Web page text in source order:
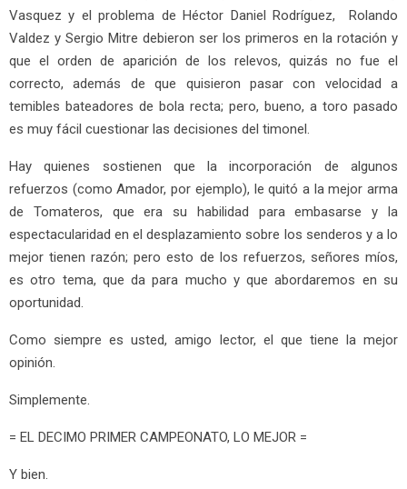
Vasquez y el problema de Héctor Daniel Rodríguez, Rolando
Valdez y Sergio Mitre debieron ser los primeros en la rotación y
que el orden de aparición de los relevos, quizás no fue el
correcto, además de que quisieron pasar con velocidad a
temibles bateadores de bola recta; pero, bueno, a toro pasado
es muy fácil cuestionar las decisiones del timonel.
Hay quienes sostienen que la incorporación de algunos
refuerzos (como Amador, por ejemplo), le quitó a la mejor arma
de Tomateros, que era su habilidad para embasarse y la
espectacularidad en el desplazamiento sobre los senderos y a lo
mejor tienen razón; pero esto de los refuerzos, señores míos,
es otro tema, que da para mucho y que abordaremos en su
oportunidad.
Como siempre es usted, amigo lector, el que tiene la mejor
opinión.
Simplemente.
= EL DECIMO PRIMER CAMPEONATO, LO MEJOR =
Y bien.